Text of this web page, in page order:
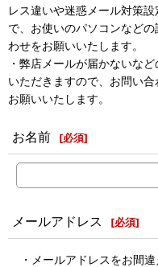
レス違いや迷惑メール対策
で、お使いのパソコンなど
わせをお願いいたします。
・弊店メールが届かないな
いただきますので、お問い
お願いいたします。
お名前 [必須]
メールアドレス [必須]
・メールアドレスをお間